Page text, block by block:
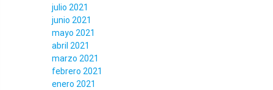
julio 2021
junio 2021
mayo 2021
abril 2021
marzo 2021
febrero 2021
enero 2021